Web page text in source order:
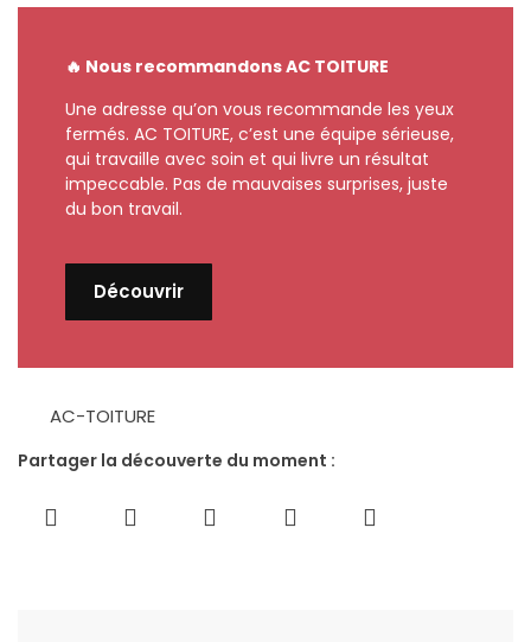
🔥 Nous recommandons AC TOITURE
Une adresse qu’on vous recommande les yeux
fermés. AC TOITURE, c’est une équipe sérieuse,
qui travaille avec soin et qui livre un résultat
impeccable. Pas de mauvaises surprises, juste
du bon travail.
Découvrir
AC-TOITURE
Partager la découverte du moment :